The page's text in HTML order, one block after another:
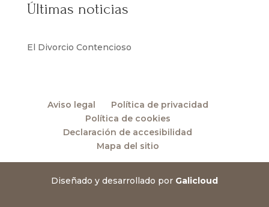
Últimas noticias
El Divorcio Contencioso
Aviso legal
Política de privacidad
Política de cookies
Declaración de accesibilidad
Mapa del sitio
Diseñado y desarrollado por Galicloud